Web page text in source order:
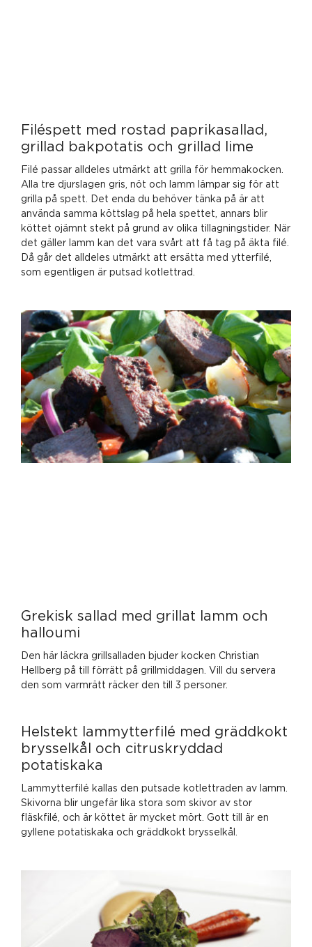
Filéspett med rostad paprikasallad,
grillad bakpotatis och grillad lime
Filé passar alldeles utmärkt att grilla för hemmakocken.
Alla tre djurslagen gris, nöt och lamm lämpar sig för att
grilla på spett. Det enda du behöver tänka på är att
använda samma köttslag på hela spettet, annars blir
köttet ojämnt stekt på grund av olika tillagningstider. När
det gäller lamm kan det vara svårt att få tag på äkta filé.
Då går det alldeles utmärkt att ersätta med ytterfilé,
som egentligen är putsad kotlettrad.
Grekisk sallad med grillat lamm och
halloumi
Den här läckra grillsalladen bjuder kocken Christian
Hellberg på till förrätt på grillmiddagen. Vill du servera
den som varmrätt räcker den till 3 personer.
Helstekt lammytterfilé med gräddkokt
brysselkål och citruskryddad
potatiskaka
Lammytterfilé kallas den putsade kotlettraden av lamm.
Skivorna blir ungefär lika stora som skivor av stor
fläskfilé, och är köttet är mycket mört. Gott till är en
gyllene potatiskaka och gräddkokt brysselkål.